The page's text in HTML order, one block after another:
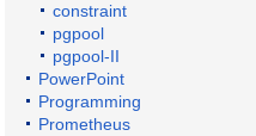
constraint
pgpool
pgpool-II
PowerPoint
Programming
Prometheus